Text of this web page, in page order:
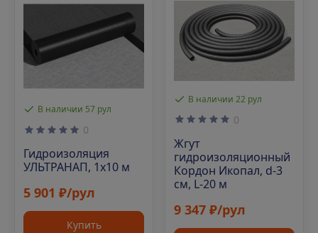
В наличии 57 рул
0
Гидроизоляция
УЛЬТРАНАП, 1х10 м
5 901 ₽/рул
Купить
В наличии 22 рул
0
Жгут
гидроизоляционный
Кордон Икопал, d-3
см, L-20 м
9 347 ₽/рул